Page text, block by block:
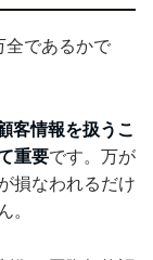
全であるかで
客情報を扱うこ
重要です。万が
損なわれるだけ
。